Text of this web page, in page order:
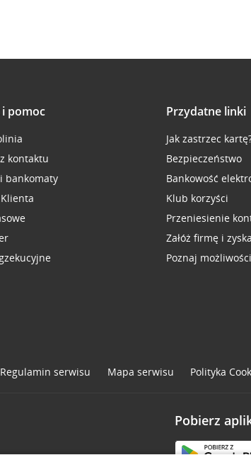
pomoc
kontaktu
bankomaty
Przydatne linki
Jak zastrzec
Bezpieczeństwo
Bankowość
Klub korzyści
Przeniesienie
Załóż firmę i
Poznaj
Regulamin serwisu Mapa serwisu Polityka
Pobierz